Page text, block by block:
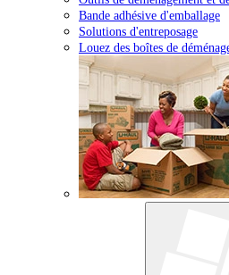
Bande adhésive d'emballage
Solutions d'entreposage
Louez des boîtes de